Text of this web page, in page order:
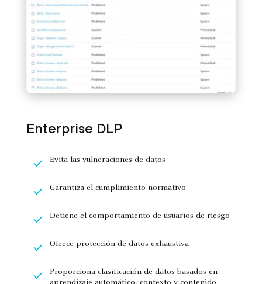
Enterprise DLP
Evita las vulneraciones de datos
Garantiza el cumplimiento normativo
Detiene el comportamiento de usuarios de riesgo
Ofrece protección de datos exhaustiva
Proporciona clasificación de datos basados en